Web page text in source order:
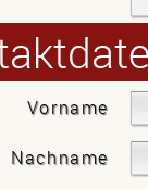
Vorname
Nachname